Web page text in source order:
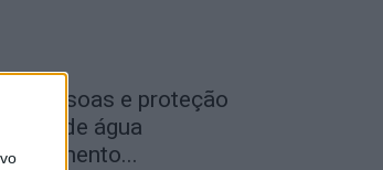
pessoas e proteção
de água